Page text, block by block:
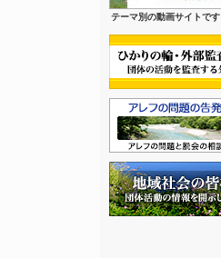
テーマ別の動画サイトです